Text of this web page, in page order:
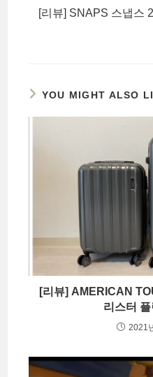
[리뷰] SNAPS 스냅스
YOU MIGHT ALSO
[리뷰] AMERICAN
리스터
2021